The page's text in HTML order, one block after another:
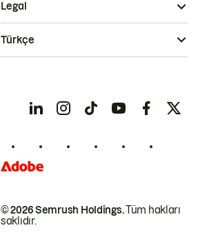
© 2026 Semrush Holdings.Tüm hakları
saklıdır.
Legal
Türkçe